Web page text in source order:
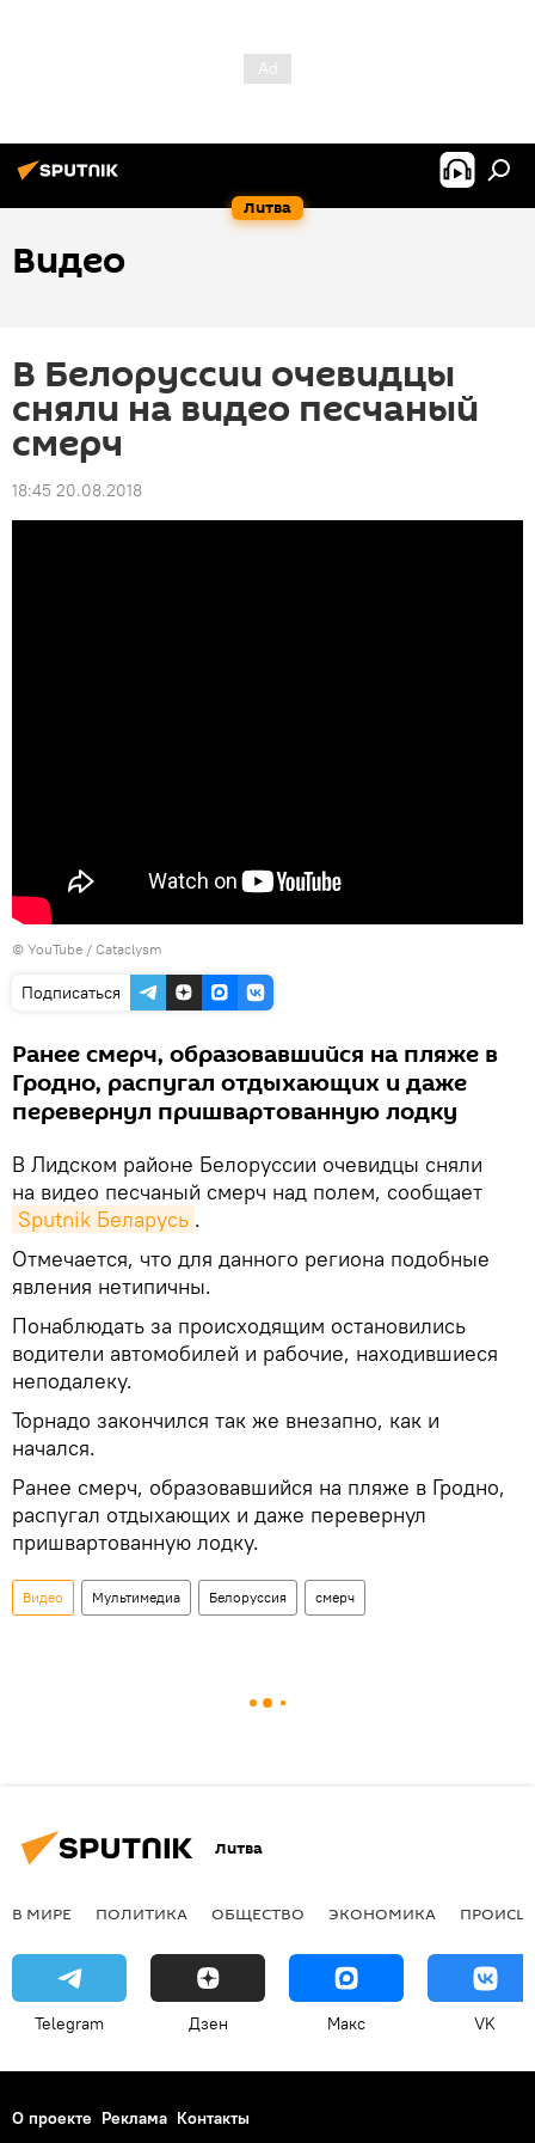
Литва
Видео
В Белоруссии очевидцы
сняли на видео песчаный
смерч
18:45 20.08.2018
© YouTube / Cataclysm
Подписаться
Ранее смерч, образовавшийся на пляже в
Гродно, распугал отдыхающих и даже
перевернул пришвартованную лодку
В Лидском районе Белоруссии очевидцы сняли
на видео песчаный смерч над полем, сообщает
Sputnik Беларусь .
Отмечается, что для данного региона подобные
явления нетипичны.
Понаблюдать за происходящим остановились
водители автомобилей и рабочие, находившиеся
неподалеку.
Торнадо закончился так же внезапно, как и
начался.
Ранее смерч, образовавшийся на пляже в Гродно,
распугал отдыхающих и даже перевернул
пришвартованную лодку.
Видео Мультимедиа Белоруссия смерч
Литва
В МИРЕ ПОЛИТИКА ОБЩЕСТВО ЭКОНОМИКА
Telegram Дзен Макс VK
О проекте Реклама Контакты